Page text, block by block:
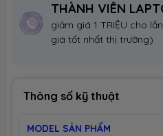
THÀNH VIÊN
giảm giá 1 TRIỆU cho
giá tốt nhất thị trường)
Thông số kỹ thuật
MODEL SẢN PHẨM